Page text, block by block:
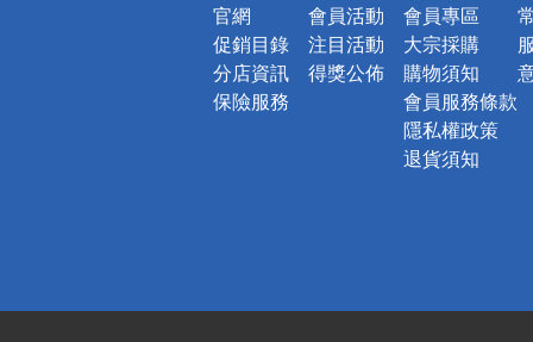
官網
促銷目錄
分店資訊
保險服務
會員活動
注目活動
得獎公佈
會員專區
大宗採購
購物須知
會員服務條款
隱私權政策
退貨須知